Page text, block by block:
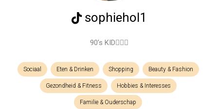
sophiehol1
90’s KID🙋🏼‍♀️
Sociaal Eten & Drinken Shopping Beauty & Fashion
Gezondheid & Fitness Hobbies & Interesses
Familie & Ouderschap